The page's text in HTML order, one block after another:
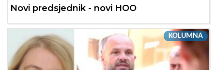
Novi predsjednik - novi HOO
KOLUMNA